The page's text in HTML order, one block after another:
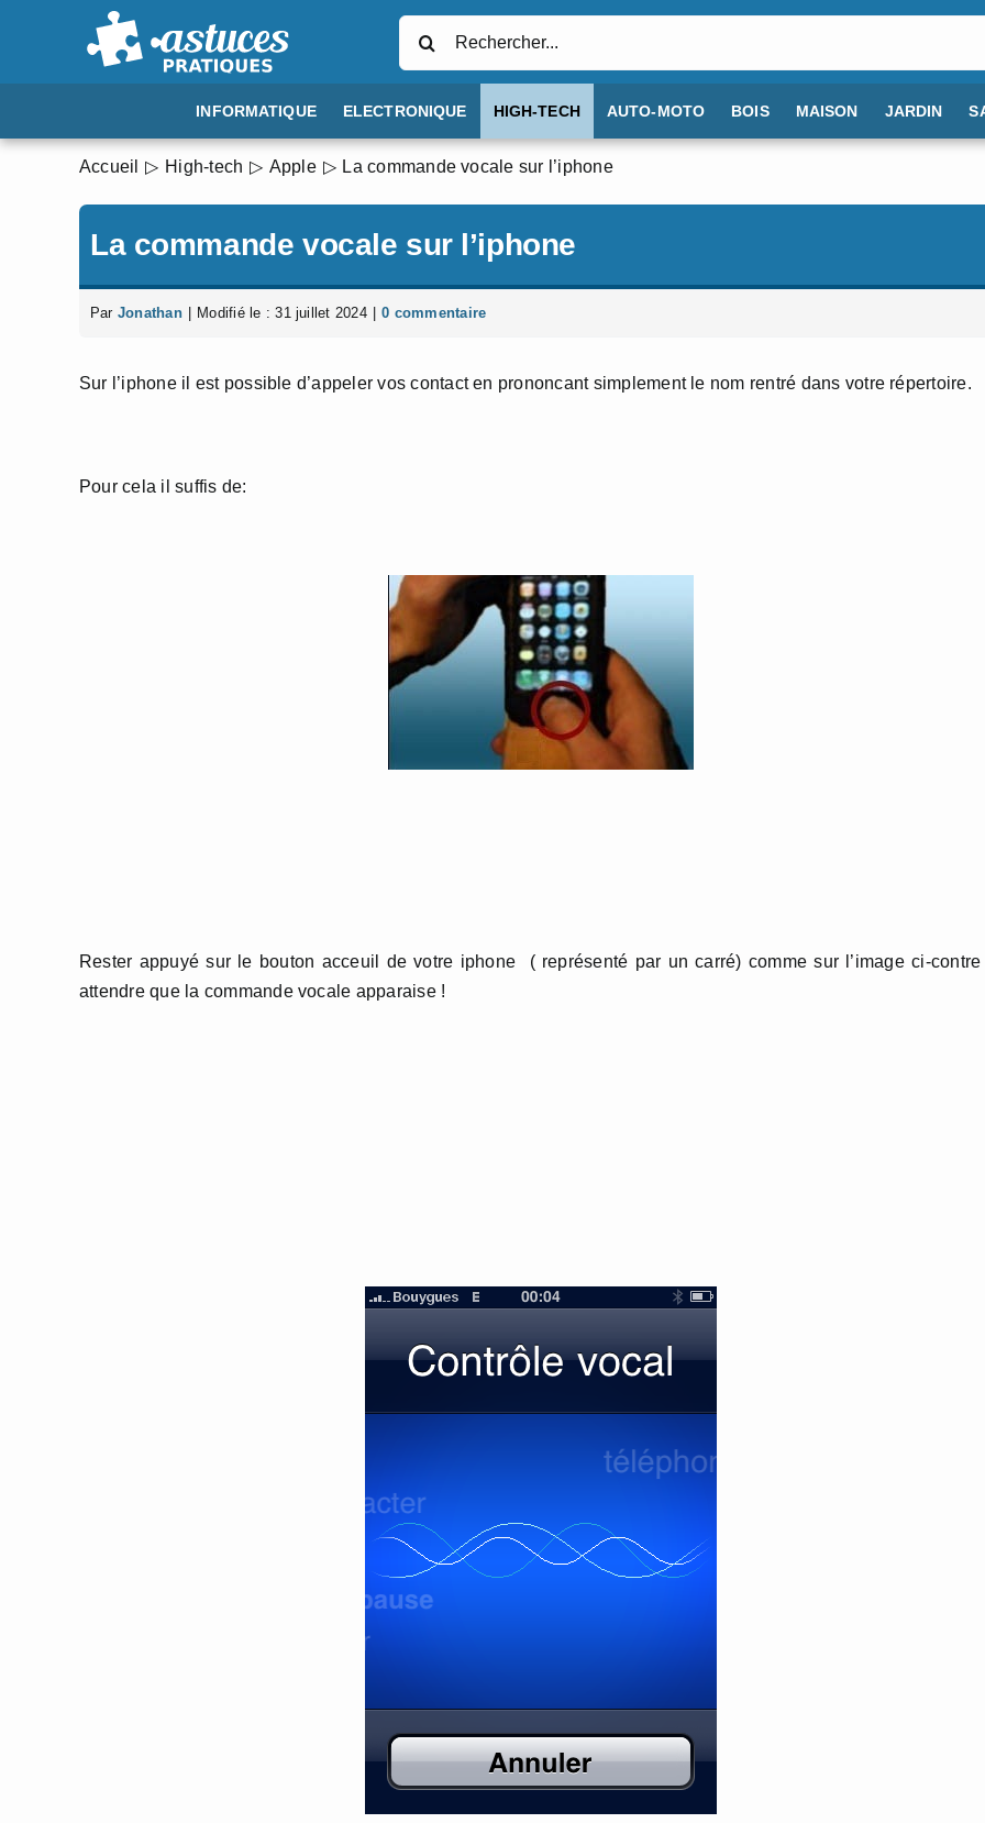
INFORMATIQUE ELECTRONIQUE HIGH-TECH AUTO-MOTO BOIS MAISON JARDIN
Accueil High-tech Apple La commande vocale sur l’iphone
La commande vocale sur l’iphone
Par Jonathan Modifié le : 31 juillet 2024 0 commentaire
Sur l’iphone il est possible d’appeler vos contact en prononcant simplement le nom rentré dans votre répertoire.
Pour cela il suffis de:
Rester appuyé sur le bouton acceuil de votre iphone ( représenté par un carré) comme sur l’image ci-contre
attendre que la commande vocale apparaise !